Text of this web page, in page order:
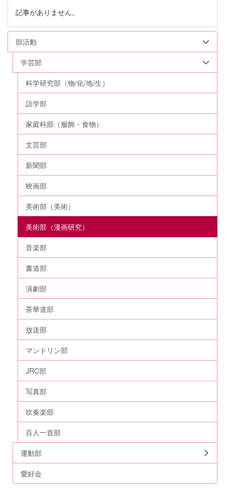
記事がありません。
部活動
学芸部
科学研究部（物/化/地/生）
語学部
家庭科部（服飾・食物）
文芸部
新聞部
映画部
美術部（美術）
美術部（漫画研究）
音楽部
書道部
演劇部
茶華道部
放送部
マンドリン部
JRC部
写真部
吹奏楽部
百人一首部
運動部
愛好会